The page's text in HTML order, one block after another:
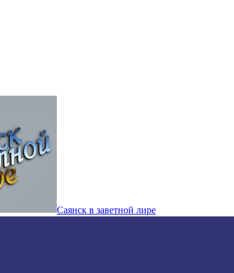
Саянск в заветной лире